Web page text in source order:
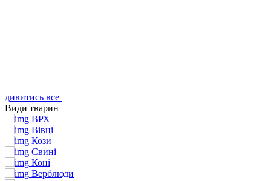
дивитись все
Види тварин
ВРХ
Вівці
Кози
Свині
Коні
Верблюди